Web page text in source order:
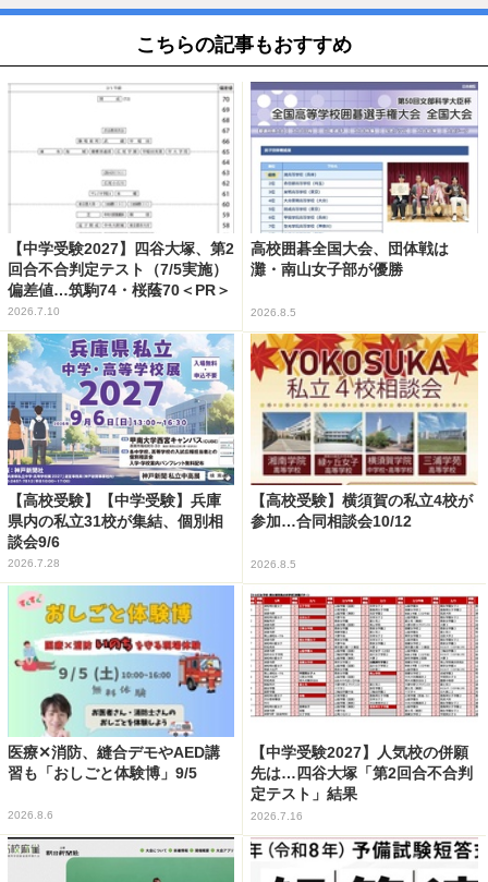
こちらの記事もおすすめ
【中学受験2027】四谷大塚、第2
回合不合判定テスト（7/5実施）
偏差値…筑駒74・桜蔭70＜PR＞
2026.7.10
高校囲碁全国大会、団体戦は
灘・南山女子部が優勝
2026.8.5
【高校受験】【中学受験】兵庫
県内の私立31校が集結、個別相
談会9/6
2026.7.28
【高校受験】横須賀の私立4校が
参加…合同相談会10/12
2026.8.5
医療✕消防、縫合デモやAED講
習も「おしごと体験博」9/5
2026.8.6
【中学受験2027】人気校の併願
先は…四谷大塚「第2回合不合判
定テスト」結果
2026.7.16